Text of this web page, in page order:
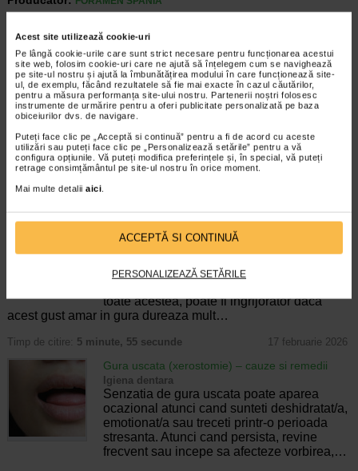
Acest site utilizează cookie-uri
Pe lângă cookie-urile care sunt strict necesare pentru funcționarea acestui
site web, folosim cookie-uri care ne ajută să înțelegem cum se navighează
pe site-ul nostru și ajută la îmbunătățirea modului în care funcționează site-
ul, de exemplu, făcând rezultatele să fie mai exacte în cazul căutărilor,
pentru a măsura performanța site-ului nostru. Partenerii noștri folosesc
instrumente de urmărire pentru a oferi publicitate personalizată pe baza
obiceiurilor dvs. de navigare.
Puteți face clic pe „Acceptă si continuă” pentru a fi de acord cu aceste
utilizări sau puteți face clic pe „Personalizează setările” pentru a vă
configura opțiunile. Vă puteți modifica preferințele și, în special, vă puteți
retrage consimțământul pe site-ul nostru în orice moment.
Mai multe detalii aici
ACCEPTĂ SI CONTINUĂ
PERSONALIZEAZĂ SETĂRILE
ARTICOLE RECOMANDATE
Apa de gura - alegere si beneficii
Igiena dentara
Stiati ca aproximativ 60% dintre problemele
dentare ar putea fi prevenite cu usurinta
prin igiena orala corecta, din care apa de
gura ar trebui sa faca parte? In ultimii ani,
apa de gura a devenit nelipsita…
Timp de citire:5 minute, 32 secunde
Gust amar in gura? Aflati despre afectiunile care
l-ar putea cauza
Igiena dentara
Multi oameni au un gust amar in gura dupa
ce mananca alimente picante sau acre,
toate acestea, poate fi ingrijorator daca
acest gust amar in gura dureaza mult…
Timp de citire: 5 minute, 55 secunde 17 februarie 2026
Gura uscata (xerostomie) – cauze si remedii
Igiena dentara
Senzatia de gura uscata poate aparea
ocazional atunci cand sunteti deshidratat/a,
emotionat/a sau treceti printr-o perioada
stresanta. Atunci cand persista, revine
frecvent sau incepe sa afecteze vorbirea,…